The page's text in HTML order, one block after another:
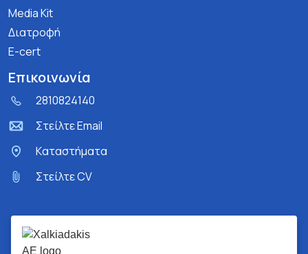
Media Kit
Διατροφή
E-cert
Επικοινωνία
2810824140
Στείλτε Email
Kαταστήματα
Στείλτε CV